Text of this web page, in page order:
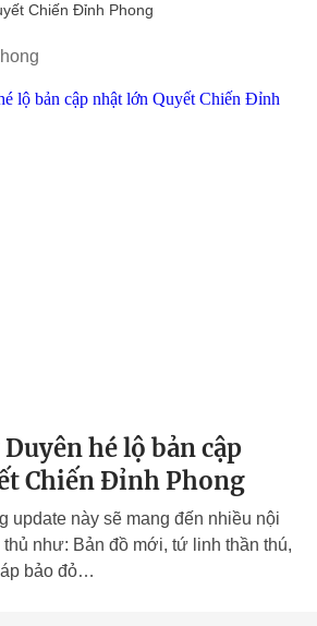
Chiến Đỉnh Phong
hé lộ bản cập
Chiến Đỉnh Phong
update này sẽ mang đến nhiều nội
như: Bản đồ mới, tứ linh thần thú,
bảo đỏ…